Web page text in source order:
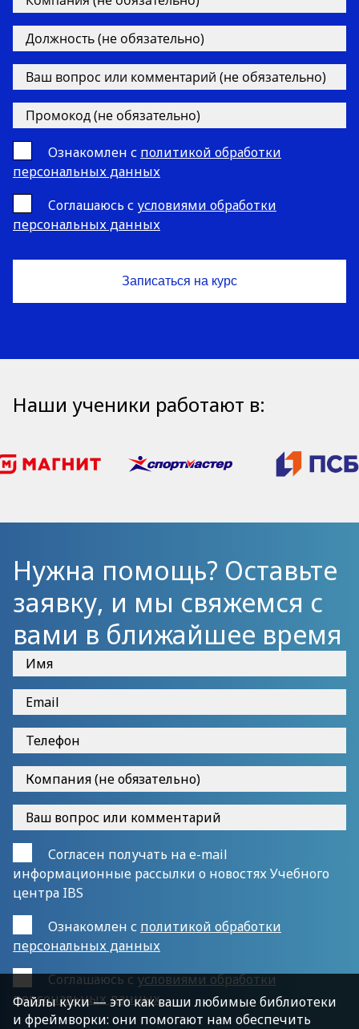
Ознакомлен с политикой обработки
персональных данных
Cоглашаюсь с условиями обработки
персональных данных
Наши ученики работают в:
Нужна помощь? Оставьте
заявку, и мы свяжемся с
вами в ближайшее время
Согласен получать на e-mail
информационные рассылки о новостях Учебного
центра IBS
Ознакомлен с политикой обработки
персональных данных
Cоглашаюсь сусловиями обработки
персональных данных
Файлы куки — это как ваши любимые библиотеки
и фреймворки: они помогают нам обеспечить